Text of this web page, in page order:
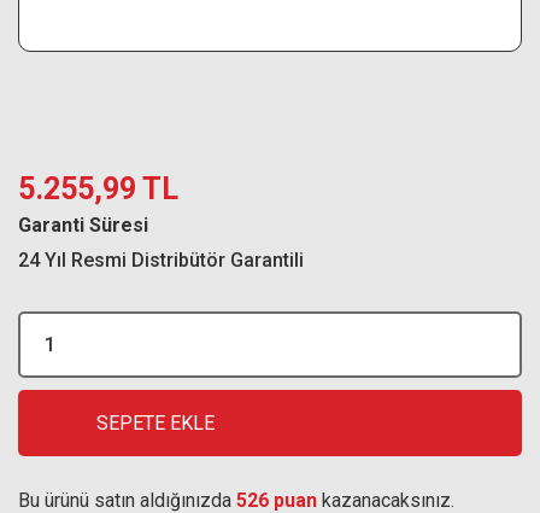
5.255,99 TL
Garanti Süresi
24 Yıl Resmi Distribütör Garantili
SEPETE EKLE
Bu ürünü satın aldığınızda 526 puan kazanacaksınız.